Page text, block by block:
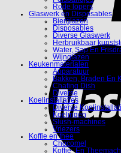
Rode lopers
Glaswerk en Disposables
Bierglazen
Disposables
Diverse Glaswerk
Herbruikbaar
Water, Sap En
Wijnglazen
Keukenmaterialen
Apparatuur
Bakken, Braden En
Chafing Dish
Diverse
Koelinstallaties
Diverse
Koelingen
Slush-machines
Vriezers
Koffie en thee
Chocomel
Koffie- En